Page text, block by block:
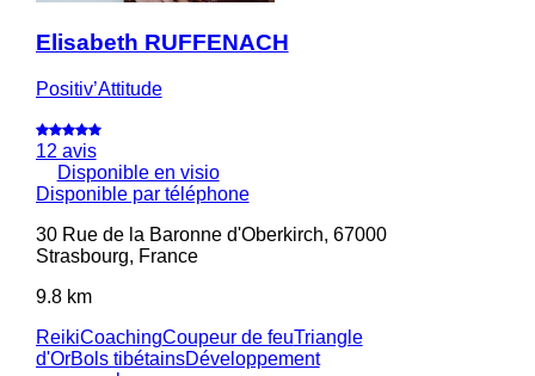
Elisabeth RUFFENACH
Positiv’Attitude
12 avis
Disponible en visio
Disponible par téléphone
30 Rue de la Baronne d'Oberkirch, 67000
Strasbourg, France
9.8 km
ReikiCoachingCoupeur de feuTriangle
d'OrBols tibétainsDéveloppement